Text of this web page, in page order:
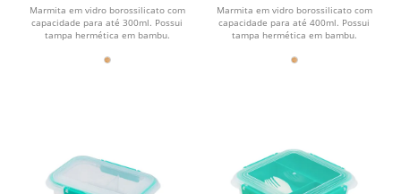
Marmita em vidro borossilicato com
capacidade para até 300ml. Possui
tampa hermética em bambu.
Marmita em vidro borossilicato com
capacidade para até 400ml. Possui
tampa hermética em bambu.